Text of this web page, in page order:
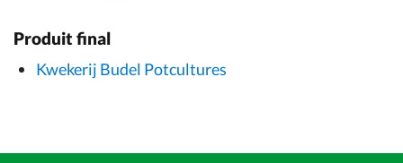
Produit final
Kwekerij Budel Potcultures